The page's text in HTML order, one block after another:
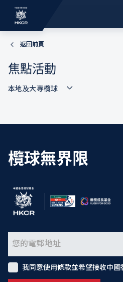
返回前頁
焦點活動
本地及大專欖球
欖球無界限
我同意使用條款並希望接收中國